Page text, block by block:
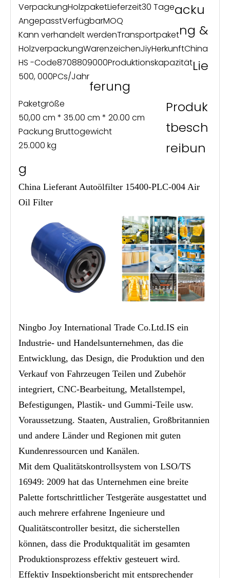
VerpackungHolzpaketLieferzeit30 Tage
AngepasstVerfügbarMOQ
Kann verhandelt werdenTransportpaket
HolzverpackungWarenzeichenJiyHerkunftChina
HS -Code8708809000Produktionskapazität
500, 000PCs/Jahr
acku
ng &
Lie
ferung
Paketgröße
50,00 cm * 35.00 cm * 20.00 cm
Packung Bruttogewicht
25.000 kg
Produk
tbesch
reibun
g
China Lieferant Autoölfilter 15400-PLC-004 Air
Oil Filter
Ningbo Joy International Trade Co.Ltd.IS ein
Industrie- und Handelsunternehmen, das die
Entwicklung, das Design, die Produktion und den
Verkauf von Fahrzeugen Teilen und Zubehör
integriert, CNC-Bearbeitung, Metallstempel,
Befestigungen, Plastik- und Gummi-Teile usw.
Voraussetzung. Staaten, Australien, Großbritannien
und andere Länder und Regionen mit guten
Kundenressourcen und Kanälen.
Mit dem Qualitätskontrollsystem von LSO/TS
16949: 2009 hat das Unternehmen eine breite
Palette fortschrittlicher Testgeräte ausgestattet und
auch mehrere erfahrene Ingenieure und
Qualitätscontroller besitzt, die sicherstellen
können, dass die Produktqualität im gesamten
Produktionsprozess effektiv gesteuert wird.
Effektiv Inspektionsbericht mit entsprechender